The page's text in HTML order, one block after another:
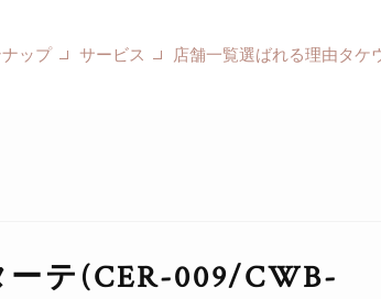
ップ サービス 店舗一覧選ばれる理由タケ
ーテ(CER-009/CWB-